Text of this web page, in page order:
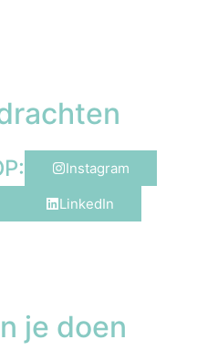
Instagram
LinkedIn
je doen